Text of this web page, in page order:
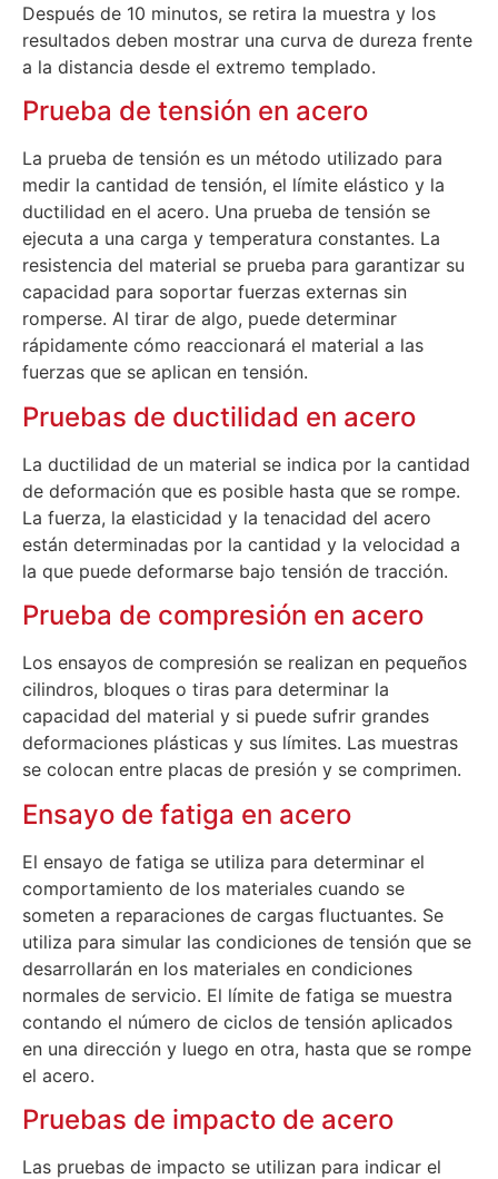
Después de 10 minutos, se retira la muestra y los
resultados deben mostrar una curva de dureza frente
a la distancia desde el extremo templado.
Prueba de tensión en acero
La prueba de tensión es un método utilizado para
medir la cantidad de tensión, el límite elástico y la
ductilidad en el acero. Una prueba de tensión se
ejecuta a una carga y temperatura constantes. La
resistencia del material se prueba para garantizar su
capacidad para soportar fuerzas externas sin
romperse. Al tirar de algo, puede determinar
rápidamente cómo reaccionará el material a las
fuerzas que se aplican en tensión.
Pruebas de ductilidad en acero
La ductilidad de un material se indica por la cantidad
de deformación que es posible hasta que se rompe.
La fuerza, la elasticidad y la tenacidad del acero
están determinadas por la cantidad y la velocidad a
la que puede deformarse bajo tensión de tracción.
Prueba de compresión en acero
Los ensayos de compresión se realizan en pequeños
cilindros, bloques o tiras para determinar la
capacidad del material y si puede sufrir grandes
deformaciones plásticas y sus límites. Las muestras
se colocan entre placas de presión y se comprimen.
Ensayo de fatiga en acero
El ensayo de fatiga se utiliza para determinar el
comportamiento de los materiales cuando se
someten a reparaciones de cargas fluctuantes. Se
utiliza para simular las condiciones de tensión que se
desarrollarán en los materiales en condiciones
normales de servicio. El límite de fatiga se muestra
contando el número de ciclos de tensión aplicados
en una dirección y luego en otra, hasta que se rompe
el acero.
Pruebas de impacto de acero
Las pruebas de impacto se utilizan para indicar el